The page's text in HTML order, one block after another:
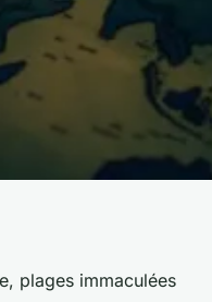
choisir les
plages immaculées